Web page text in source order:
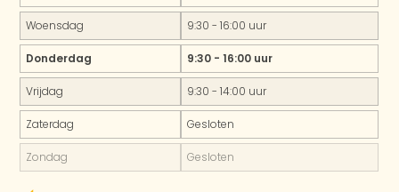
Woensdag 9:30 - 16:00 uur
Donderdag 9:30 - 16:00 uur
Vrijdag 9:30 - 14:00 uur
Zaterdag Gesloten
Zondag Gesloten